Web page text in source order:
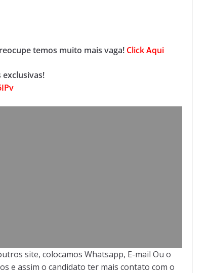
temos muito mais vaga! Click Aqui
exclusivas!
site, colocamos Whatsapp, E-mail Ou o
e assim o candidato ter mais contato com o